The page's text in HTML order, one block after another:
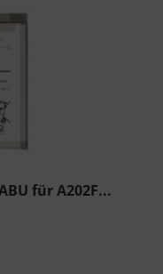
für A202F...